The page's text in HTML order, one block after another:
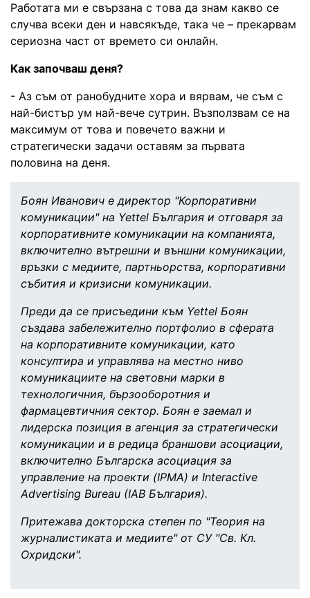
Работата ми е свързана с това да знам какво се
случва всеки ден и навсякъде, така че – прекарвам
сериозна част от времето си онлайн.
Как започваш деня?
- Аз съм от ранобудните хора и вярвам, че съм с
най-бистър ум най-вече сутрин. Възползвам се на
максимум от това и повечето важни и
стратегически задачи оставям за първата
половина на деня.
Боян Иванович е директор "Корпоративни
комуникации" на Yettel България и отговаря за
корпоративните комуникации на компанията,
включително вътрешни и външни комуникации,
връзки с медиите, партньорства, корпоративни
събития и кризисни комуникации.
Преди да се присъедини към Yettel Боян
създава забележително портфолио в сферата
на корпоративните комуникации, като
консултира и управлява на местно ниво
комуникациите на световни марки в
технологичния, бързооборотния и
фармацевтичния сектор. Боян е заемал и
лидерска позиция в агенция за стратегически
комуникации и в редица браншови асоциации,
включително Българска асоциация за
управление на проекти (IPMA) и Interactive
Advertising Bureau (IAB България).
Притежава докторска степен по "Теория на
журналистиката и медиите" от СУ "Св. Кл.
Охридски".